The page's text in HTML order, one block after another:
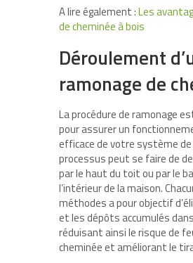
A lire également :Les
de cheminée à bois
Déroulement
ramonage de
La procédure de ramonage
pour assurer un
efficace de votre système de
processus peut se faire de
par le haut du toit ou par le
l’intérieur de la maison.
méthodes a pour objectif
et les dépôts accumulés
réduisant ainsi le risque de
cheminée et améliorant le